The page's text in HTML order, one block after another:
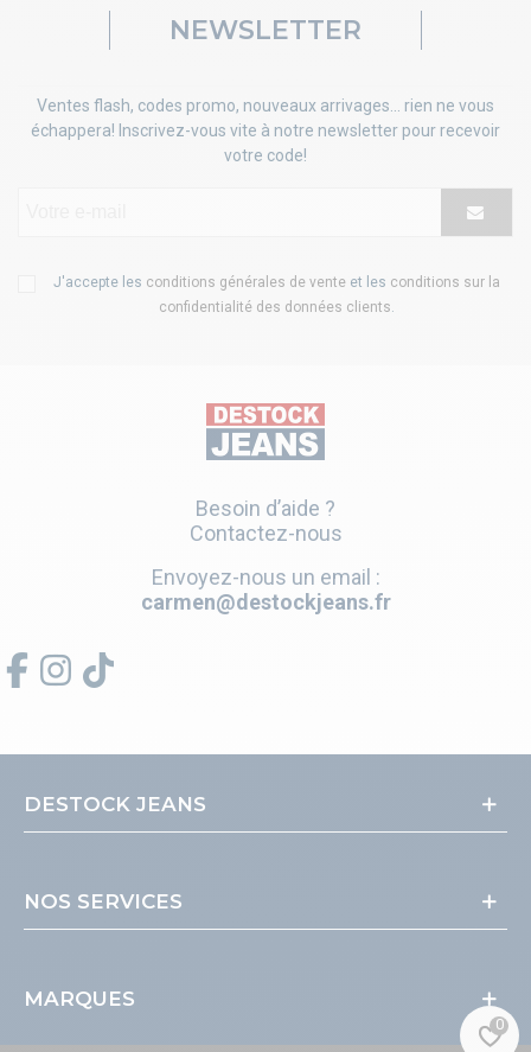
NEWSLETTER
Ventes flash, codes promo, nouveaux arrivages... rien ne vous
échappera! Inscrivez-vous vite à notre newsletter pour recevoir
votre code!
J'accepte les conditions générales de vente et les conditions sur la
confidentialité des données clients
Besoin d’aide ?
Contactez-nous
Envoyez-nous un email :
carmen@destockjeans.fr
DESTOCK JEANS
NOS SERVICES
MARQUES
0